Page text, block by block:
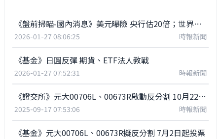
《盤前掃瞄-國內消息》美元曝險 央行估20倍；世界調漲代工第二波醞釀
2026-01-27 08:06:25 時報新聞
《基金》日圓反彈 期貨、ETF法人教戰
2026-01-27 07:52:31 時報新聞
《證交所》元大00706L、00673R啟動反分割 10月22日新受益憑證上市
2025-09-17 07:53:06 時報新聞
《基金》元大00706L、00673R擬反分割 7月2日起投票